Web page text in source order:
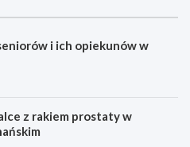
i ich opiekunów w
z rakiem prostaty w